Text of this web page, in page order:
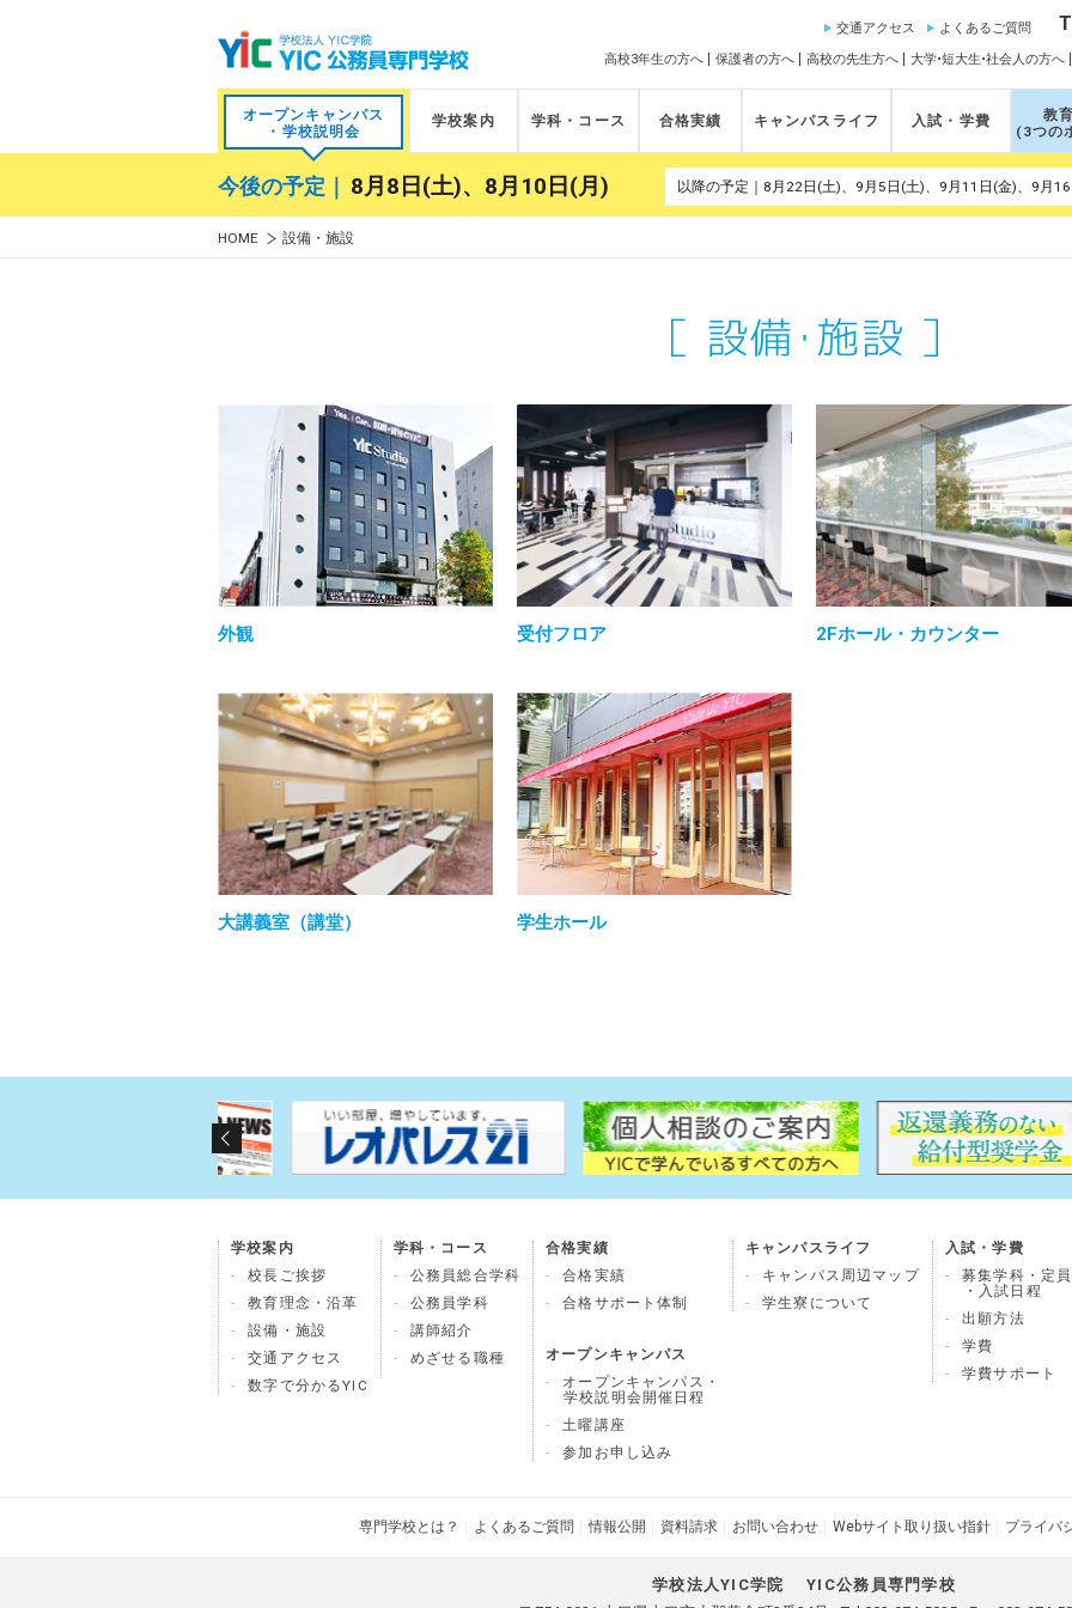
高校3年生の方へ 保護者の方へ 高校の先生方へ 大学•短大生•社会人の方へ
交通アクセス よくあるご質問
オープンキャンパス
・学校説明会
学校案内 学科・コース 合格実績 キャンパスライフ 入試・学費
教
(3つの
今後の予定｜ 8月8日(土)、8月10日(月)
HOME 設備・施設
外観 受付フロア 2Fホール・カウンター
大講義室（講堂） 学生ホール
学校案内
校長ご挨拶
教育理念・沿革
設備・施設
交通アクセス
数字で分かるYIC
学科・コース
公務員総合学科
公務員学科
講師紹介
めざせる職種
合格実績
合格実績
合格サポート体制
オープンキャンパス
オープンキャンパス・
学校説明会開催日程
土曜講座
参加お申し込み
キャンパスライフ
キャンパス周辺マップ
学生寮について
入試・学費
募集学科・定員
・入試日程
出願方法
学費
学費サポート
専門学校とは？ よくあるご質問 情報公開 資料請求 お問い合わせ Webサイト取り扱い指針 プライバ
学校法人YIC学院
YIC公務員専門学校